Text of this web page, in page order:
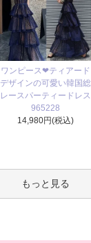
ワンピース❤ティアード
デザインの可愛い韓国総
レースパーティードレス
965228
14,980円(税込)
もっと見る